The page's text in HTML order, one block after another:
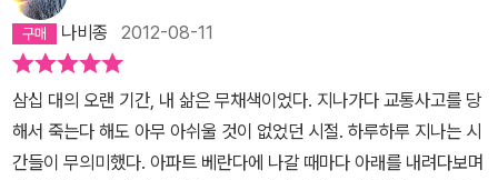
나비종 2012-08-11
삼십 대의 오랜 기간, 내 삶은 무채색이었다. 지나가다 교통사고를 당
해서 죽는다 해도 아무 아쉬울 것이 없었던 시절. 하루하루 지나는 시
간들이 무의미했다. 아파트 베란다에 나갈 때마다 아래를 내려다보며